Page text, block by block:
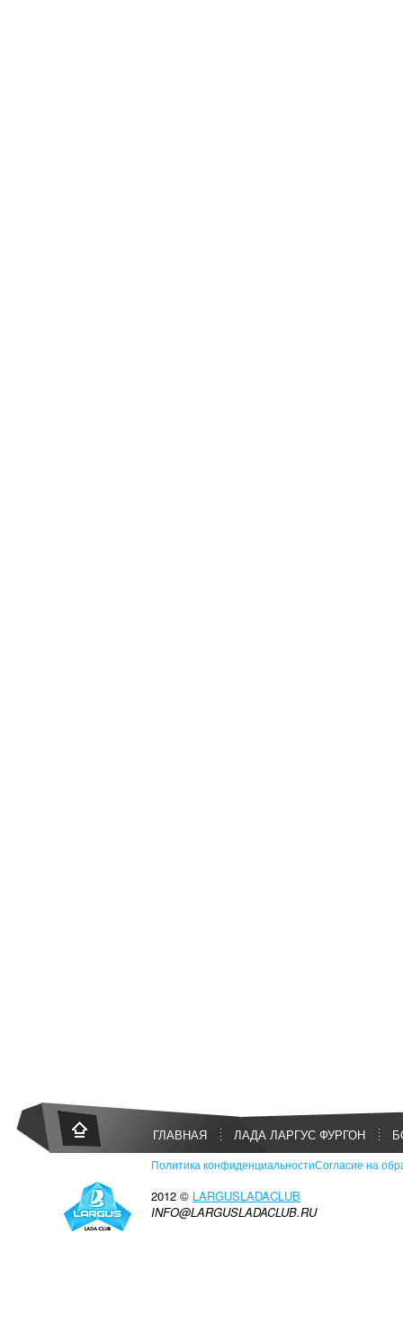
ГЛАВНАЯ ЛАДА ЛАРГУС ФУРГОН
Политика конфиденциальностиСогласие на
2012 © LARGUSLADACLUB
INFO@LARGUSLADACLUB.RU